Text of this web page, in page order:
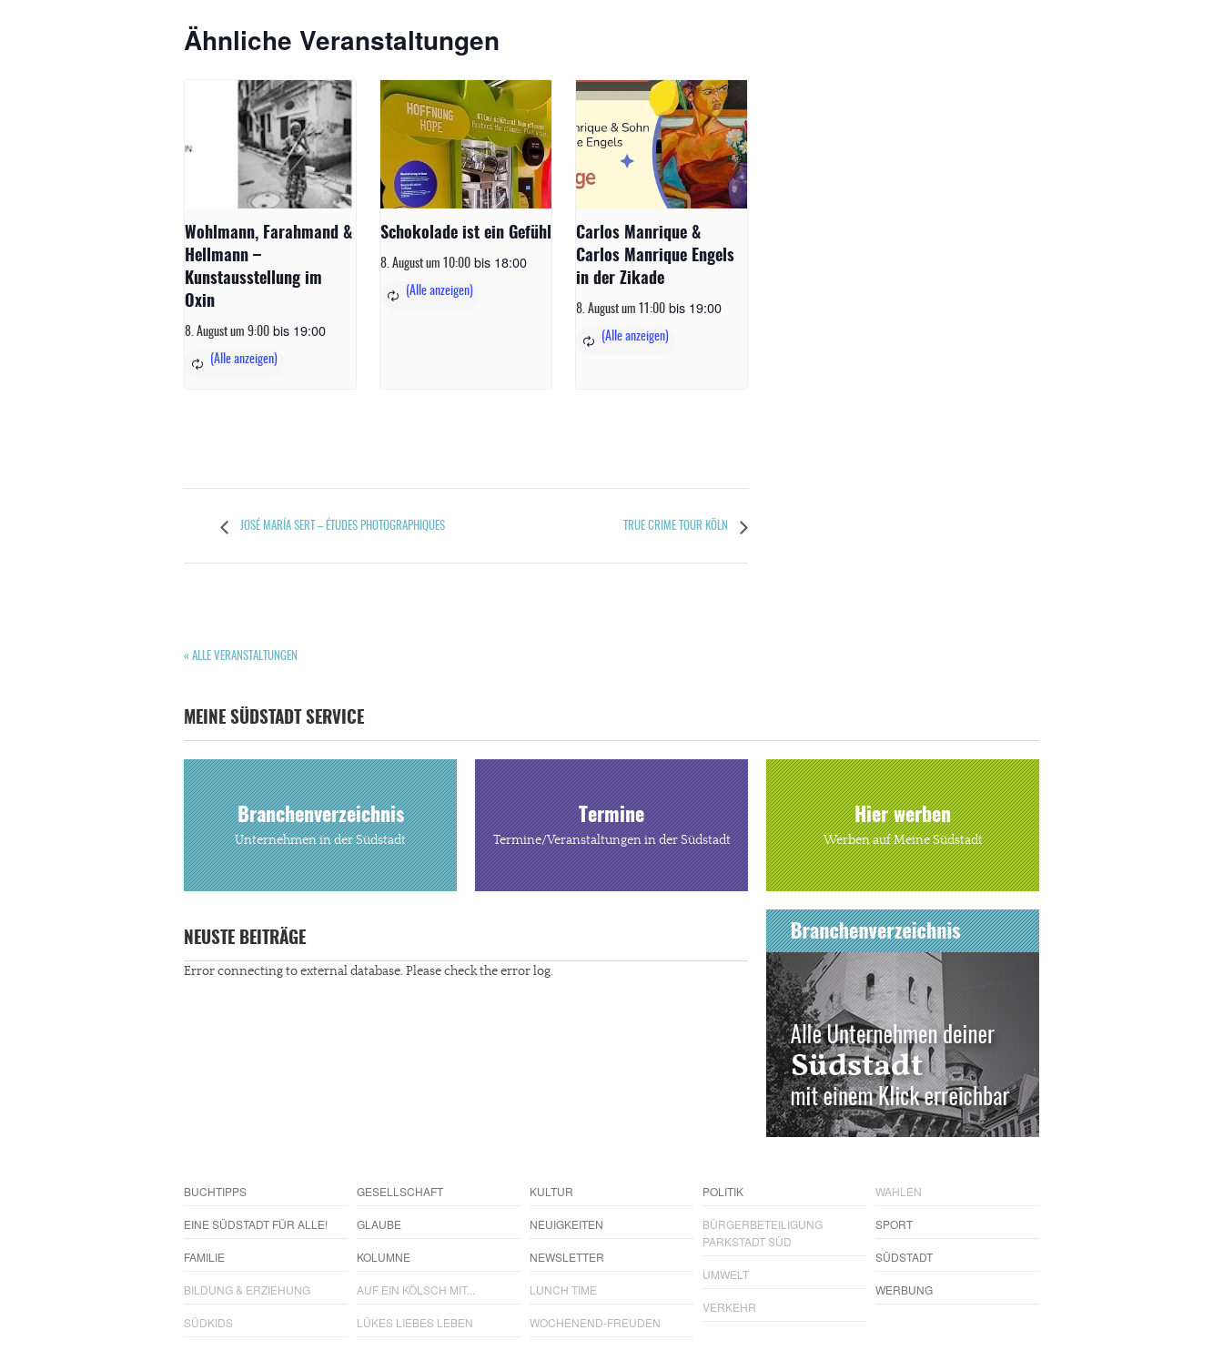
« ALLE VERANSTALTUNGEN
Ähnliche Veranstaltungen
Wohlmann, Farahmand &
Hellmann –
Kunstausstellung im
Oxin
8. August um 9:00 bis 19:00
Schokolade ist ein Gefühl
8. August um 10:00 bis 18:00
Carlos Manrique &
Carlos Manrique Engels
in der Zikade
8. August um 11:00 bis 19:00
JOSÉ MARÍA SERT – ÉTUDES PHOTOGRAPHIQUES TRUE CRIME TOUR KÖLN
MEINE SÜDSTADT SERVICE
Branchenverzeichnis
Unternehmen in der Südstadt
Termine
Termine/Veranstaltungen in der Südstadt
Hier werben
Werben auf Meine Südstadt
NEUSTE BEITRÄGE
Error connecting to external database. Please check the error log.
BUCHTIPPS
EINE SÜDSTADT FÜR ALLE!
FAMILIE
BILDUNG & ERZIEHUNG
SÜDKIDS
GESELLSCHAFT
GLAUBE
KOLUMNE
AUF EIN KÖLSCH MIT...
LÜKES LIEBES LEBEN
KULTUR
NEUIGKEITEN
NEWSLETTER
LUNCH TIME
WOCHENEND-FREUDEN
POLITIK
BÜRGERBETEILIGUNG
PARKSTADT SÜD
UMWELT
VERKEHR
WAHLEN
SPORT
SÜDSTADT
WERBUNG